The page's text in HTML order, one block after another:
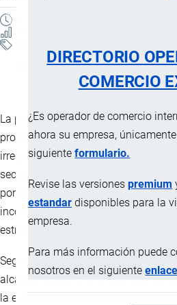
DIRECTORIO
COMERCIO
¿Es operador de comercio
ahora su empresa,
siguienteformulario.
Revise las versionespremium
estandar disponibles para la
empresa.
Para más información puede
nosotros en el siguiente
Actualidad
La producción de crudo en Ecuador
proceso de recuperación tras varios
irregular y tendencia a la baja. Las
sector energético muestran un
por Petroecuador, la reactivación de
incorporación de inversión privada
estratégicos.
Según proyecciones oficiales, la
alcanzar cerca de 370.000 barriles
la expectativa de estabilizarse